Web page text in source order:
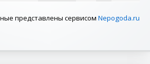
представлены сервисом Nepogoda.ru